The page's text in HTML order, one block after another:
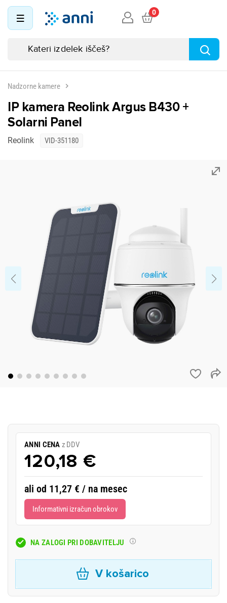
0
Nadzorne kamere
IP kamera Reolink Argus B430 +
Solarni Panel
Reolink VID-351180
ANNI CENA z DDV
120,18 €
ali od 11,27 € / na mesec
Informativni izračun obrokov
NA ZALOGI PRI DOBAVITELJU
V košarico